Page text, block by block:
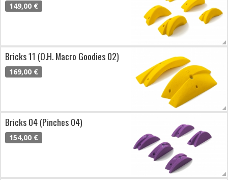
149,00 €
Bricks 11 (O.H. Macro Goodies 02)
169,00 €
Bricks 04 (Pinches 04)
154,00 €